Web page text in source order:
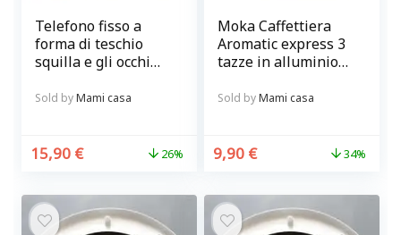
Telefono fisso a
forma di teschio
squilla e gli occhi
verde Mai Uguali
Sold byMami casa
15,90 € 26%
Moka Caffettiera
Aromatic express 3
tazze in alluminio
Sold byMami casa
9,90 € 34%